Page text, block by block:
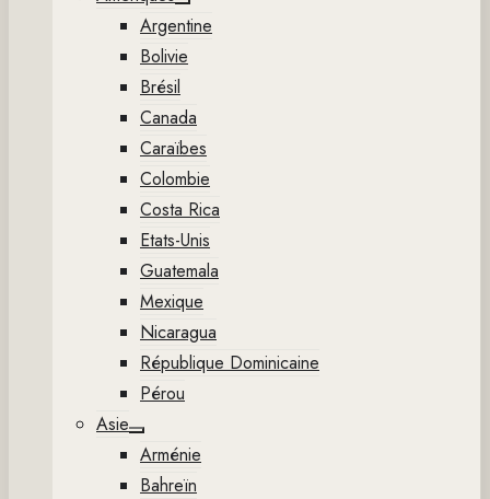
Show
sub
menu
Argentine
Bolivie
Brésil
Canada
Caraïbes
Colombie
Costa Rica
Etats-Unis
Guatemala
Mexique
Nicaragua
République Dominicaine
Pérou
Asie
Show
sub
menu
Arménie
Bahreïn